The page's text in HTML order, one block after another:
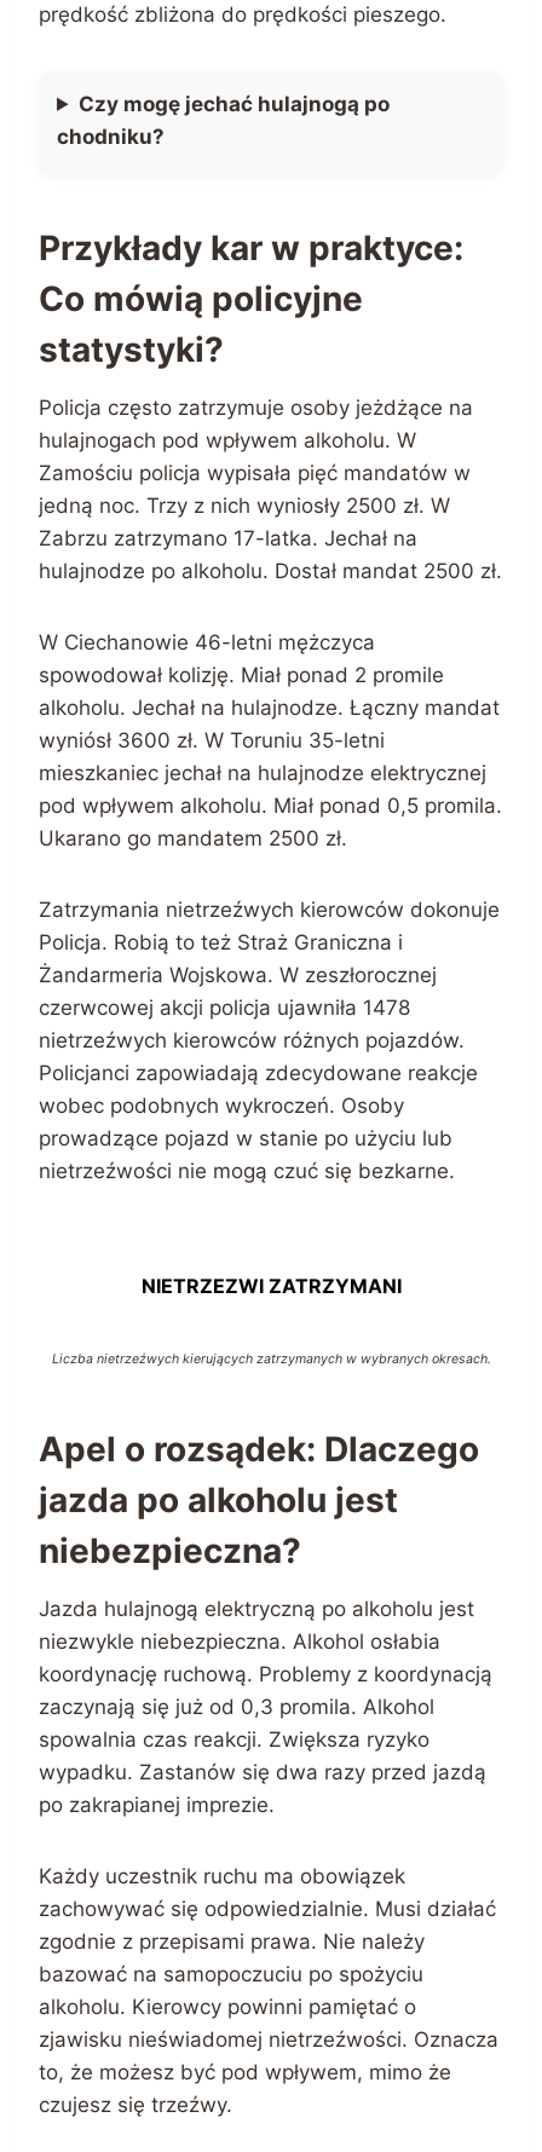
prędkość zbliżona do prędkości pieszego.
Czy mogę jechać hulajnogą po
chodniku?
Przykłady kar w praktyce:
Co mówią policyjne
statystyki?
Policja często zatrzymuje osoby jeżdżące na
hulajnogach pod wpływem alkoholu. W
Zamościu policja wypisała pięć mandatów w
jedną noc. Trzy z nich wyniosły 2500 zł. W
Zabrzu zatrzymano 17-latka. Jechał na
hulajnodze po alkoholu. Dostał mandat 2500 zł.
W Ciechanowie 46-letni mężczyca
spowodował kolizję. Miał ponad 2 promile
alkoholu. Jechał na hulajnodze. Łączny mandat
wyniósł 3600 zł. W Toruniu 35-letni
mieszkaniec jechał na hulajnodze elektrycznej
pod wpływem alkoholu. Miał ponad 0,5 promila.
Ukarano go mandatem 2500 zł.
Zatrzymania nietrzeźwych kierowców dokonuje
Policja. Robią to też Straż Graniczna i
Żandarmeria Wojskowa. W zeszłorocznej
czerwcowej akcji policja ujawniła 1478
nietrzeźwych kierowców różnych pojazdów.
Policjanci zapowiadają zdecydowane reakcje
wobec podobnych wykroczeń. Osoby
prowadzące pojazd w stanie po użyciu lub
nietrzeźwości nie mogą czuć się bezkarne.
NIETRZEZWI ZATRZYMANI
Liczba nietrzeźwych kierujących zatrzymanych w wybranych okresach.
Apel o rozsądek: Dlaczego
jazda po alkoholu jest
niebezpieczna?
Jazda hulajnogą elektryczną po alkoholu jest
niezwykle niebezpieczna. Alkohol osłabia
koordynację ruchową. Problemy z koordynacją
zaczynają się już od 0,3 promila. Alkohol
spowalnia czas reakcji. Zwiększa ryzyko
wypadku. Zastanów się dwa razy przed jazdą
po zakrapianej imprezie.
Każdy uczestnik ruchu ma obowiązek
zachowywać się odpowiedzialnie. Musi działać
zgodnie z przepisami prawa. Nie należy
bazować na samopoczuciu po spożyciu
alkoholu. Kierowcy powinni pamiętać o
zjawisku nieświadomej nietrzeźwości. Oznacza
to, że możesz być pod wpływem, mimo że
czujesz się trzeźwy.